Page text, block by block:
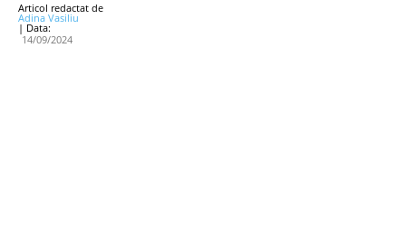
Articol redactat de
Adina Vasiliu
| Data:
14/09/2024